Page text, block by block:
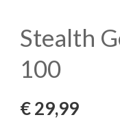
Stealth
100
€29,99